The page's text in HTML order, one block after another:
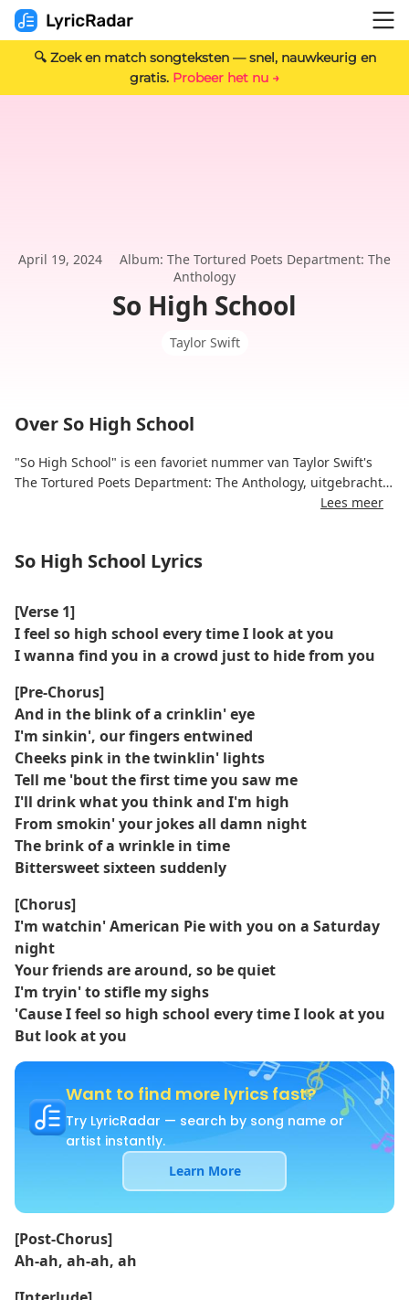
🔍 Zoek en match songteksten — snel, nauwkeurig en
gratis. Probeer het nu →
April 19, 2024
Album: The Tortured Poets Department: The
Anthology
So High School
Taylor Swift
Over So High School
"So High School" is een favoriet nummer van Taylor Swift's
The Tortured Poets Department: The Anthology, uitgebracht
liefde, vol luchthartige energie die contrasteert met de
Het laat Taylors vermogen zien om nostalgische verhalen te
verweven met pakkende popmelodieën, waarmee de
zorgeloze geest van tienerromantiek wordt opgeroepen.
Critici prezen het nummer vanwege zijn charme en
herkenbaarheid en noemden het een van de vrolijkste en
leukste momenten in de uitgebreide bundel.
Het nummer ging snel viraal op TikTok, waar fans het
gebruikten voor vrolijke en romantische trendvideo's.
Lees meer
So High School Lyrics
[Verse 1]
I feel so high school every time I look at you
I wanna find you in a crowd just to hide from you
[Pre-Chorus]
And in the blink of a crinklin' eye
I'm sinkin', our fingers entwined
Cheeks pink in the twinklin' lights
Tell me 'bout the first time you saw me
I'll drink what you think and I'm high
From smokin' your jokes all damn night
The brink of a wrinkle in time
Bittersweet sixteen suddenly
[Chorus]
I'm watchin' American Pie with you on a Saturday
night
Your friends are around, so be quiet
I'm tryin' to stifle my sighs
'Cause I feel so high school every time I look at you
But look at you
Want to find more lyrics fast?
Try LyricRadar — search by song name or
artist instantly.
Learn More
[Post-Chorus]
Ah-ah, ah-ah, ah